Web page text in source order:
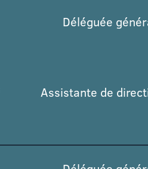
Déléguée
Assistante de